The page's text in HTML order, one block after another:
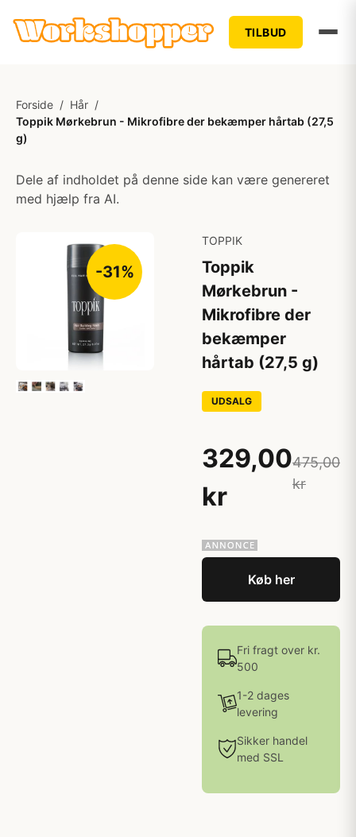
TILBUD
Forside / Hår /
Toppik Mørkebrun - Mikrofibre der bekæmper hårtab (27,5
g)
Dele af indholdet på denne side kan være genereret
med hjælp fra AI.
-31%
TOPPIK
Toppik
Mørkebrun -
Mikrofibre der
bekæmper
hårtab (27,5 g)
UDSALG
329,00
kr
475,00
kr
Køb her
Fri fragt over kr.
500
1-2 dages
levering
Sikker handel
med SSL